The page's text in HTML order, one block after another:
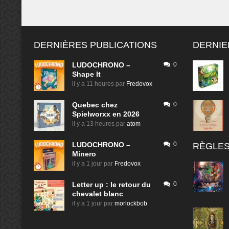
DERNIÈRES PUBLICATIONS
LUDOCHRONO –
Shape It
il y a 11 heures par Fredovox
0
Quebec chez
Spielworxx en 2026
il y a 13 heures par atom
0
LUDOCHRONO –
Minero
il y a 1 jour par Fredovox
0
Letter up : le retour du
chevalet blanc
il y a 1 jour par morlockbob
0